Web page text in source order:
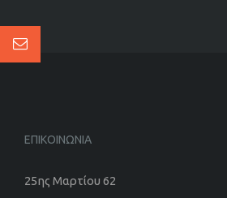
ΕΠΙΚΟΙΝΩΝΙΑ
25ης Μαρτίου 62